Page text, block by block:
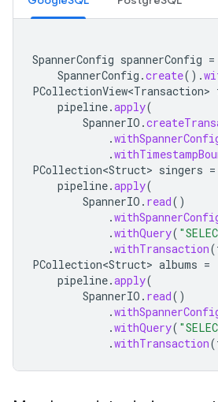
SpannerConfig spannerConfig =
SpannerConfig .create().
PCollectionView<Transaction>
pipeline.apply(
SpannerIO .
.
.
PCollection<Struct> singers =
pipeline.apply(
SpannerIO . read()
.
.withQuery(
.withTransaction(
PCollection<Struct> albums =
pipeline.apply(
SpannerIO . read()
.
.withQuery(
.withTransaction(